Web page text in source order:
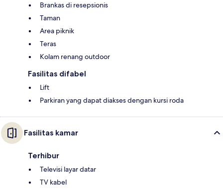
Brankas di resepsionis
Taman
Area piknik
Teras
Kolam renang outdoor
Fasilitas difabel
Lift
Parkiran yang dapat diakses dengan kursi roda
Fasilitas kamar
Terhibur
Televisi layar datar
TV kabel